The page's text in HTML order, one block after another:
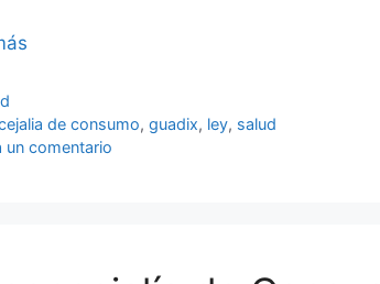
de consumo,guadix, ley, salud
un comentario